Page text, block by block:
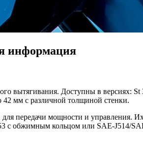
информация
вытягивания. Доступны в версиях:
42 мм с различной толщиной стенки.
передачи мощности и управления.
с обжимным кольцом или SAE-J514/